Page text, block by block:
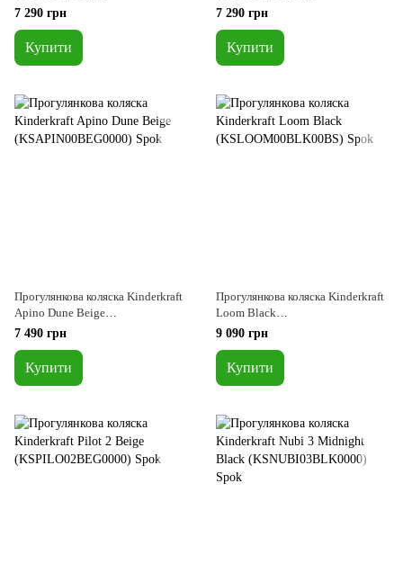
(KSTRIG03GRY000T)
7 290 грн
Купити
(KSTRIG03BEG000T)
7 290 грн
Купити
Прогулянкова коляска Kinderkraft
Apino Dune Beige
(KSAPIN00BEG0000)
7 490 грн
Купити
Прогулянкова коляска Kinderkraft
Loom Black
(KSLOOM00BLK00BS)
9 090 грн
Купити